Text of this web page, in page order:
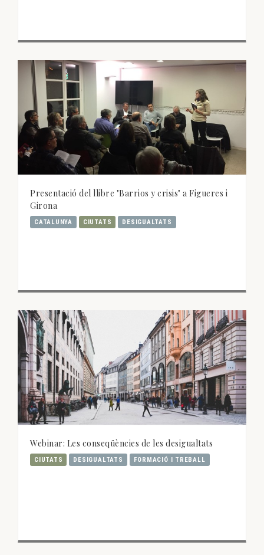
Presentació del llibre "Barrios y crisis" a Figueres i
Girona
CATALUNYA CIUTATS DESIGUALTATS
Webinar: Les conseqüències de les desigualtats
CIUTATS DESIGUALTATS FORMACIÓ I TREBALL